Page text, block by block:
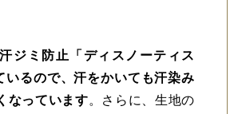
汗ジミ防止「ディスノーティス
いるので、汗をかいても汗染み
なっています。さらに、生地の